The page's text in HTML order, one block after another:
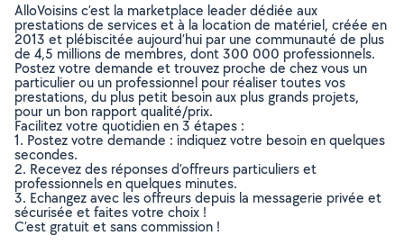
AlloVoisins c’est la marketplace leader dédiée aux
prestations de services et à la location de matériel, créée en
2013 et plébiscitée aujourd’hui par une communauté de plus
de 4,5 millions de membres, dont 300 000 professionnels.
Postez votre demande et trouvez proche de chez vous un
particulier ou un professionnel pour réaliser toutes vos
prestations, du plus petit besoin aux plus grands projets,
pour un bon rapport qualité/prix.
Facilitez votre quotidien en 3 étapes :
1. Postez votre demande : indiquez votre besoin en quelques
secondes.
2. Recevez des réponses d’offreurs particuliers et
professionnels en quelques minutes.
3. Echangez avec les offreurs depuis la messagerie privée et
sécurisée et faites votre choix !
C’est gratuit et sans commission !